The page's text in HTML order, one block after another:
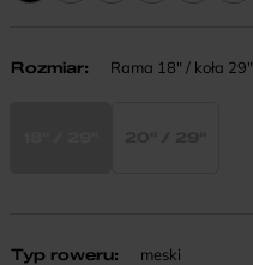
Rozmiar: Rama 18" / koła 29"
Typ roweru: meski